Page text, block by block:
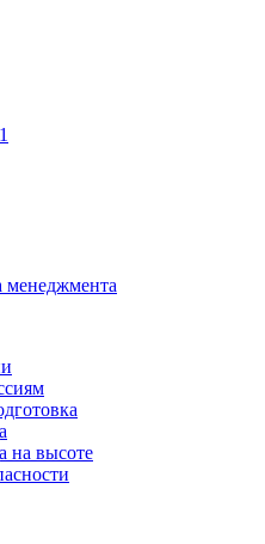
менеджмента
на высоте